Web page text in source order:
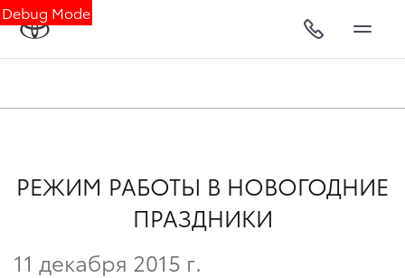
Debug Mode
РЕЖИМ РАБОТЫ В НОВОГОДНИЕ
ПРАЗДНИКИ
11 декабря 2015 г.